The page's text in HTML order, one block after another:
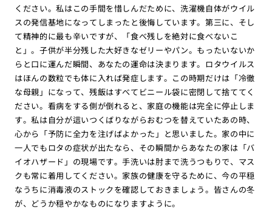
ください。私はこの手間を惜しんだために、洗濯機自体がウイル
スの発信基地になってしまったと後悔しています。第三に、そし
て精神的に最も辛いですが、「食べ残しを絶対に食べないこ
と」。子供が半分残した大好きなゼリーやパン。もったいないか
らと口に運んだ瞬間、あなたの運命は決まります。ロタウイルス
はほんの数粒でも体に入れば発症します。この時期だけは「冷徹
な母親」になって、残飯はすべてビニール袋に密閉して捨ててく
ださい。看病をする側が倒れると、家庭の機能は完全に停止しま
す。私は自分が這いつくばりながらおむつを替えていたあの時、
心から「予防に全力を注げばよかった」と思いました。家の中に
一人でもロタの症状が出たなら、その瞬間からあなたの家は「バ
イオハザード」の現場です。手洗いは肘まで洗うつもりで、マス
クも常に着用してください。家族の健康を守るために、今の平穏
なうちに消毒液のストックを確認しておきましょう。皆さんの冬
が、どうか穏やかなものになりますように。